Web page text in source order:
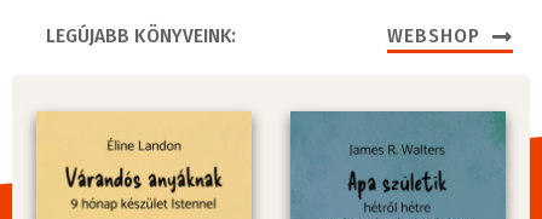
LEGÚJABB KÖNYVEINK: WEBSHOP